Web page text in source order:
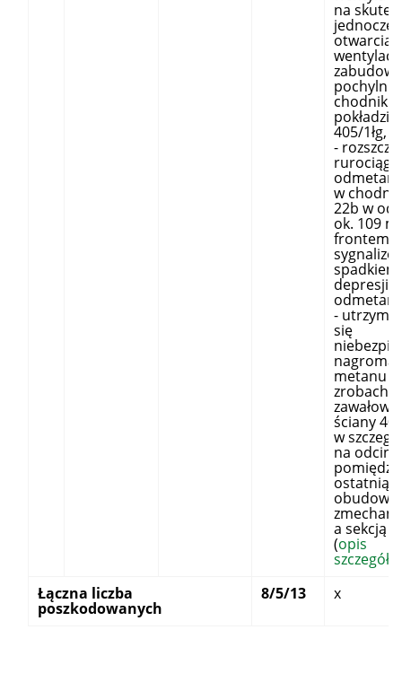
na skutek
otwarcia
pochylni
chodniku
pokładzie
405/1łg,
-
rurociągu
w
22b w
ok. 109
frontem
spadkiem
depresji
-
się
metanu w
zrobach
ściany
w
na
pomiędzy
ostatnią
obudowy
a sekcją
(opis
Łączna liczba
poszkodowanych
8/5/13 x